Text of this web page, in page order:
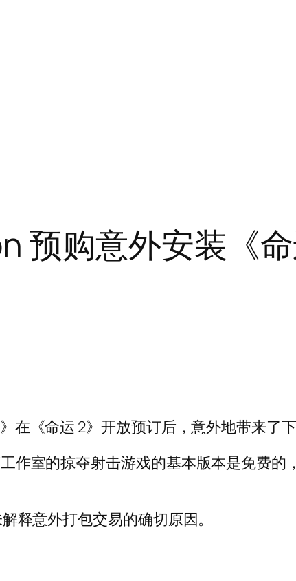
预购意外安装《
在《命运 2》开放预订后，意外地带来了
作室的掠夺射击游戏的基本版本是免费
释意外打包交易的确切原因。